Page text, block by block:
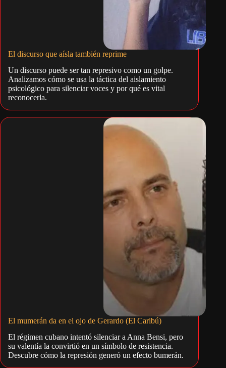
El discurso que aísla también reprime
Un discurso puede ser tan represivo como un golpe.
Analizamos cómo se usa la táctica del aislamiento
psicológico para silenciar voces y por qué es vital
reconocerla.
El mumerán da en el ojo de Gerardo (El Caribú)
El régimen cubano intentó silenciar a Anna Bensi, pero
su valentía la convirtió en un símbolo de resistencia.
Descubre cómo la represión generó un efecto bumerán.